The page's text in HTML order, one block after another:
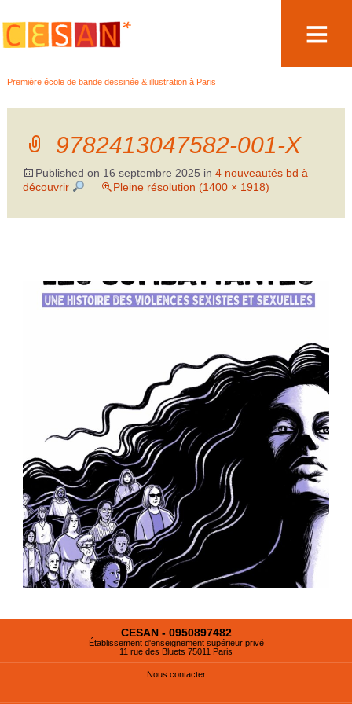
Première école de bande dessinée & illustration à Paris
au
9782413047582-001-X
Published on 16 septembre 2025 in 4 nouveautés bd à
découvrir
Pleine résolution (1400 × 1918)
CESAN - 0950897482
Établissement d'enseignement supérieur privé
11 rue des Bluets 75011 Paris
Nous contacter